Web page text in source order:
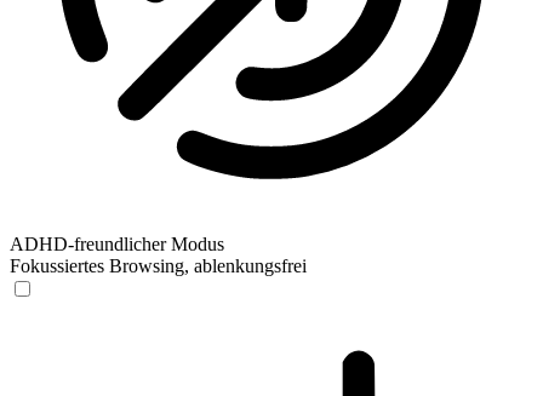
ADHD-freundlicher Modus
Fokussiertes Browsing, ablenkungsfrei